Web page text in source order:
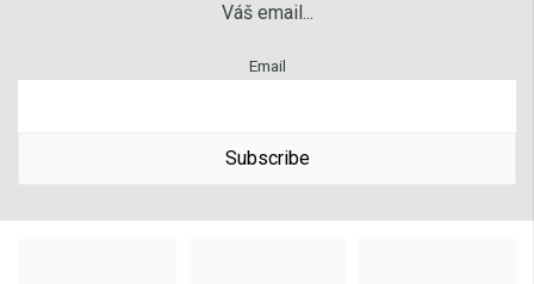
Váš email...
Email
Subscribe